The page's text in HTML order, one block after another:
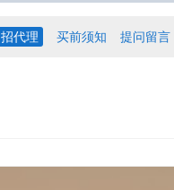
招代理 买前须知 提问留言